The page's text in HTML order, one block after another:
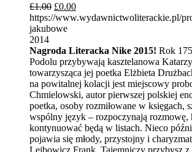
£1.00 £0.00
https://www.wydawnictwoliterackie.pl/
jakubowe
2014
Nagroda Literacka Nike 2015! Rok
Podolu przybywają kasztelanowa
towarzysząca jej poetka Elżbieta
na powitalnej kolacji jest miejscowy
Chmielowski, autor pierwszej polskiej
poetka, osoby rozmiłowane w księgach,
wspólny język – rozpoczynają rozmowę,
kontynuować będą w listach. Nieco
pojawia się młody, przystojny i
Lejbowicz Frank. Tajemniczy przybysz z